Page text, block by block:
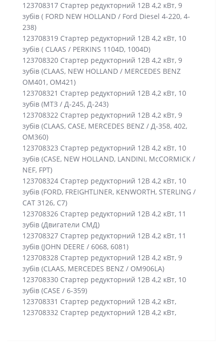
123708317 Стартер редукторний 12В 4,2 кВт, 9
зубів ( FORD NEW HOLLAND / Ford Diesel 4-220, 4-
238)
123708319 Стартер редукторний 12В 4,2 кВт, 10
зубів ( CLAAS / PERKINS 1104D, 1004D)
123708320 Стартер редукторний 12В 4,2 кВт, 9
зубів (CLAAS, NEW HOLLAND / MERCEDES BENZ
OM401, OM421)
123708321 Стартер редукторний 12В 4,2 кВт, 10
зубів (МТЗ / Д-245, Д-243)
123708322 Стартер редукторний 12В 4,2 кВт, 9
зубів (CLAAS, CASE, MERCEDES BENZ / Д-358, 402,
ОМ360)
123708323 Стартер редукторний 12В 4,2 кВт, 10
зубів (CASE, NEW HOLLAND, LANDINI, McCORMICK /
NEF, FPT)
123708324 Стартер редукторний 12В 4,2 кВт, 10
зубів (FORD, FREIGHTLINER, KENWORTH, STERLING /
CAT 3126, С7)
123708326 Стартер редукторний 12В 4,2 кВт, 11
зубів (Двигатели СМД)
123708327 Стартер редукторний 12В 4,2 кВт, 11
зубів (JOHN DEERE / 6068, 6081)
123708328 Стартер редукторний 12В 4,2 кВт, 9
зубів (CLAAS, MERCEDES BENZ / OM906LA)
123708330 Стартер редукторний 12В 4,2 кВт, 10
зубів (CASE / 6-359)
123708331 Стартер редукторний 12В 4,2 кВт,
123708332 Стартер редукторний 12В 4,2 кВт,